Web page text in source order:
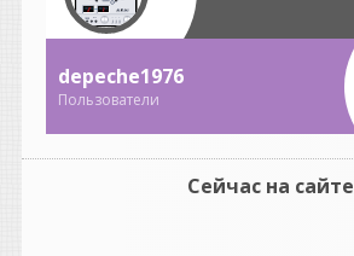
сложнее.
огромные аналоговые
консоли;
компрессоры, эквалайзеры;
синхронизация
depeche1976
Пользователи
Сейчас на сайте